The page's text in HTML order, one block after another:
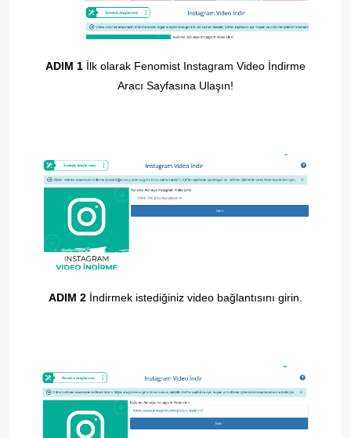
ADIM 1 İlk olarak Fenomist Instagram Video İndirme
Aracı Sayfasına Ulaşın!
ADIM 2 İndirmek istediğiniz video bağlantısını girin.